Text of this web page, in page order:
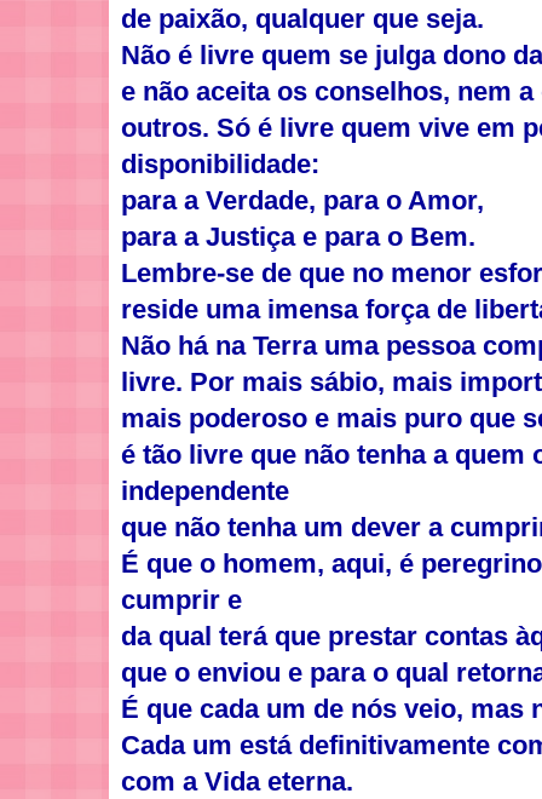
de paixão, qualquer que seja.
Não é livre quem se julga dono
e não aceita os conselhos, nem
outros. Só é livre quem vive em
disponibilidade:
para a Verdade, para o Amor,
para a Justiça e para o Bem.
Lembre-se de que no menor
reside uma imensa força de
Não há na Terra uma pessoa
livre. Por mais sábio, mais
mais poderoso e mais puro que
é tão livre que não tenha a quem
independente
que não tenha um dever a
É que o homem, aqui, é
cumprir e
da qual terá que prestar contas
que o enviou e para o qual
É que cada um de nós veio, mas
Cada um está definitivamente
com a Vida eterna.